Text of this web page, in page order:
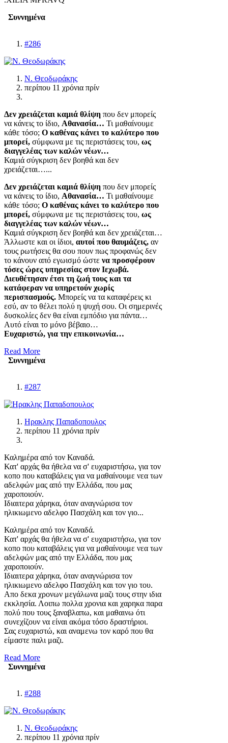
Συννημένα
#286
Ν. Θεοδωράκης
περίπου 11 χρόνια πρίν
Δεν χρειάζεται καμιά θλίψη που δεν μπορείς
να κάνεις το ίδιο, Αθανασία… Τι μαθαίνουμε
κάθε τόσο; Ο καθένας κάνει το καλύτερο που
μπορεί, σύμφωνα με τις περιστάσεις του, ως
διαγγελέας των καλών νέων…
Καμιά σύγκριση δεν βοηθά και δεν
χρειάζεται…...
Δεν χρειάζεται καμιά θλίψη που δεν μπορείς
να κάνεις το ίδιο, Αθανασία… Τι μαθαίνουμε
κάθε τόσο; Ο καθένας κάνει το καλύτερο που
μπορεί, σύμφωνα με τις περιστάσεις του, ως
διαγγελέας των καλών νέων…
Καμιά σύγκριση δεν βοηθά και δεν χρειάζεται…
Άλλωστε και οι ίδιοι, αυτοί που θαυμάζεις, αν
τους ρωτήσεις θα σου πουν πως προφανώς δεν
το κάνουν από εγωισμό ώστε να προσφέρουν
τόσες ώρες υπηρεσίας στον Ιεχωβά.
Διευθέτησαν έτσι τη ζωή τους και τα
κατάφεραν να υπηρετούν χωρίς
περισπασμούς. Μπορείς να τα καταφέρεις κι
εσύ, αν το θέλει πολύ η ψυχή σου. Οι σημερινές
δυσκολίες δεν θα είναι εμπόδιο για πάντα…
Αυτό είναι το μόνο βέβαιο…
Ευχαριστώ, για την επικοινωνία…
Read More
Συννημένα
#287
Ηρακλης Παπαδοπουλος
περίπου 11 χρόνια πρίν
Καλημέρα από τον Καναδά.
Κατ' αρχάς θα ήθελα να σ' ευχαριστήσω, για τον
κοπο που καταβάλεις για να μαθαίνουμε νεα των
αδελφών μας από την Ελλάδα, που μας
χαροποιούν.
Ιδιαιτερα χάρηκα, όταν αναγνώρισα τον
ηλικιωμενο αδελφο Πασχάλη και τον γιο...
Καλημέρα από τον Καναδά.
Κατ' αρχάς θα ήθελα να σ' ευχαριστήσω, για τον
κοπο που καταβάλεις για να μαθαίνουμε νεα των
αδελφών μας από την Ελλάδα, που μας
χαροποιούν.
Ιδιαιτερα χάρηκα, όταν αναγνώρισα τον
ηλικιωμενο αδελφο Πασχάλη και τον γιο του.
Απο δεκα χρονων μεγάλωνα μαζι τους στην ιδια
εκκλησία. Λοιπω πολλα χρονια και χαρηκα παρα
πολύ που τους ξαναβλαπω, και μαθαινω ότι
συνεχίζουν να είναι ακόμα τόσο δραστήριοι.
Σας ευχαριστώ, και αναμενω τον καρό που θα
είμαστε παλι μαζι.
Read More
Συννημένα
#288
Ν. Θεοδωράκης
περίπου 11 χρόνια πρίν